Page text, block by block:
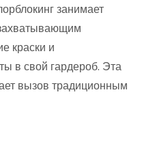
занимает
краски и
в свой гардероб. Эта
вызов традиционным